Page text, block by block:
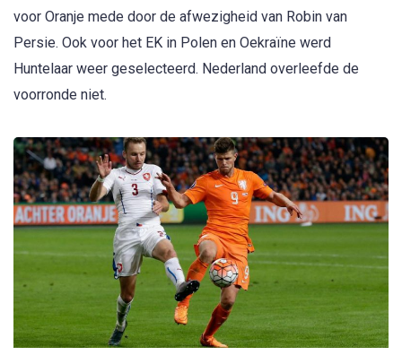
voor Oranje mede door de afwezigheid van Robin van
Persie. Ook voor het EK in Polen en Oekraïne werd
Huntelaar weer geselecteerd. Nederland overleefde de
voorronde niet.